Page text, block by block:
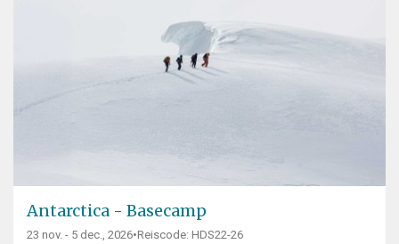
Antarctica - Basecamp
23 nov. - 5 dec., 2026•Reiscode: HDS22-26